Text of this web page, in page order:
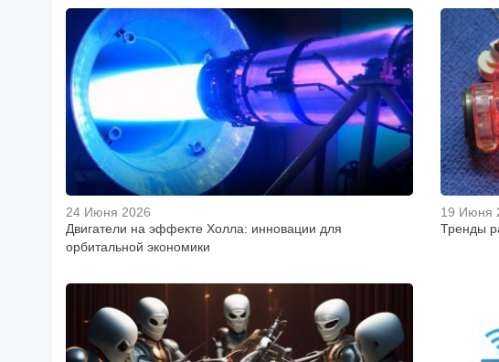
24 Июня 2026
Двигатели на эффекте Холла: инновации для
орбитальной экономики
19 Июня
Тренды